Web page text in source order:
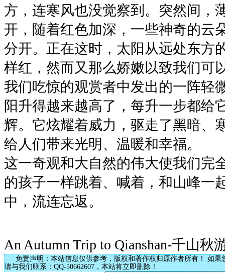
方，连寒风也没觉察到。突然间，
开，随着红色加深，一些神奇的云
分开。正在这时，太阳从远处东方
样红，然而又那么娇嫩以致我们可
我们吃惊的观赏者中发出的一阵轻
阳升得越来越高了，每升一步都给
辉。它炫耀着威力，驱走了黑暗、
给人们带来光明、温暖和幸福。
这一奇观和大自然的伟大使我们完
的孩子一样跳着、喊着，和山峰一
中，流连忘返。
An Autumn Trip to Qianshan-千山秋
免责声明：本站信息仅供参考，版权和著作权归原作者所有！ 如果
请与我们联系：QQ-50662607，本站将立即删除！